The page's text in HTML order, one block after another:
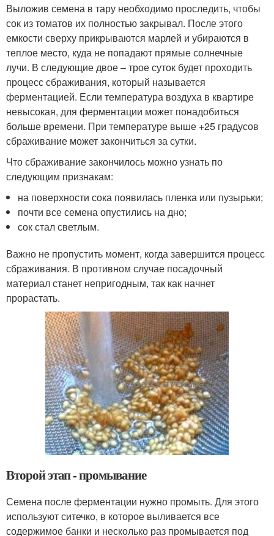
Выложив семена в тару необходимо проследить, чтобы
сок из томатов их полностью закрывал. После этого
емкости сверху прикрываются марлей и убираются в
теплое место, куда не попадают прямые солнечные
лучи. В следующие двое – трое суток будет проходить
процесс сбраживания, который называется
ферментацией. Если температура воздуха в квартире
невысокая, для ферментации может понадобиться
больше времени. При температуре выше +25 градусов
сбраживание может закончиться за сутки.
Что сбраживание закончилось можно узнать по
следующим признакам:
на поверхности сока появилась пленка или пузырьки;
почти все семена опустились на дно;
сок стал светлым.
Важно не пропустить момент, когда завершится процесс
сбраживания. В противном случае посадочный
материал станет непригодным, так как начнет
прорастать.
Второй этап - промывание
Семена после ферментации нужно промыть. Для этого
используют ситечко, в которое выливается все
содержимое банки и несколько раз промывается под